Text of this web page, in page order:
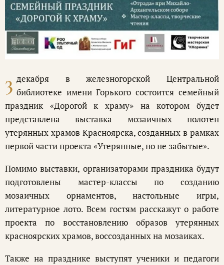
3 декабря в железногорской Центральной
библиотеке имени Горького состоится семейный
праздник «Дорогой к храму» на котором будет
представлена выставка мозаичных полотен
утерянных храмов Красноярска, созданных в рамках
первой части проекта «Утерянные, но не забытые».
Помимо выставки, организаторами праздника будут
подготовлены мастер-классы по созданию
мозаичных орнаментов, настольные игры,
литературное лото. Всем гостям расскажут о работе
проекта по восстановлению образов утерянных
красноярских храмов, воссозданных на мозаиках.
Также на празднике выступят ученики и педагоги